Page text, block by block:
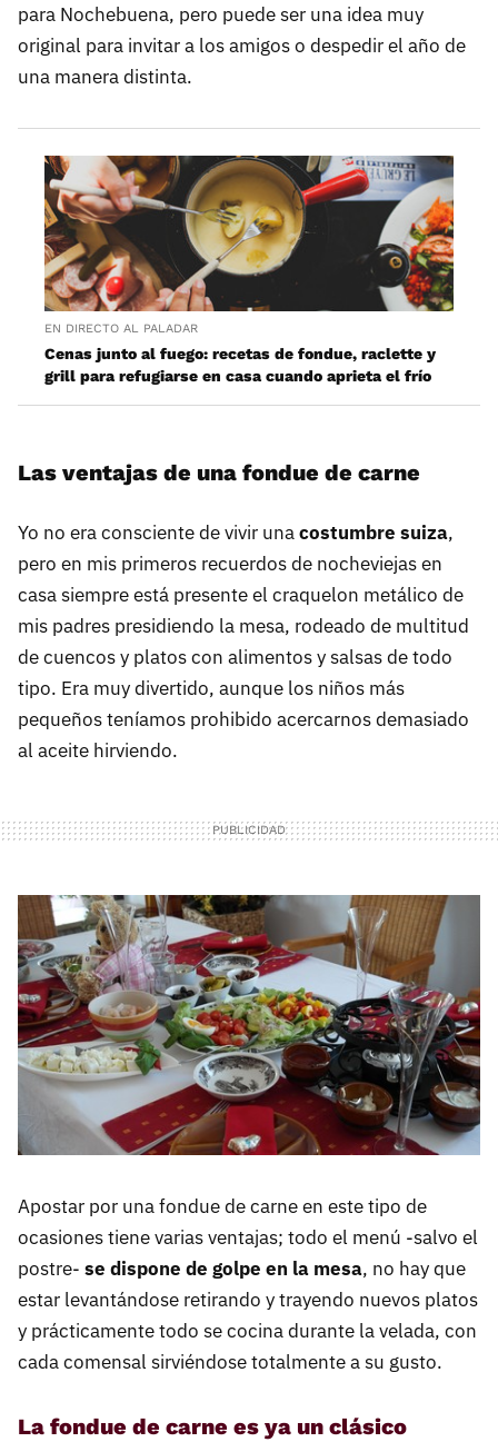
para Nochebuena, pero puede ser una idea muy
original para invitar a los amigos o despedir el año de
una manera distinta.
EN DIRECTO AL PALADAR
Cenas junto al fuego: recetas de fondue, raclette y
grill para refugiarse en casa cuando aprieta el frío
Las ventajas de una fondue de carne
Yo no era consciente de vivir unacostumbre suiza,
pero en mis primeros recuerdos de nocheviejas en
casa siempre está presente el craquelon metálico de
mis padres presidiendo la mesa, rodeado de multitud
de cuencos y platos con alimentos y salsas de todo
tipo. Era muy divertido, aunque los niños más
pequeños teníamos prohibido acercarnos demasiado
al aceite hirviendo.
Apostar por una fondue de carne en este tipo de
ocasiones tiene varias ventajas; todo el menú -salvo el
postre- se dispone de golpe en la mesa, no hay que
estar levantándose retirando y trayendo nuevos platos
y prácticamente todo se cocina durante la velada, con
cada comensal sirviéndose totalmente a su gusto.
La fondue de carne es ya un clásico